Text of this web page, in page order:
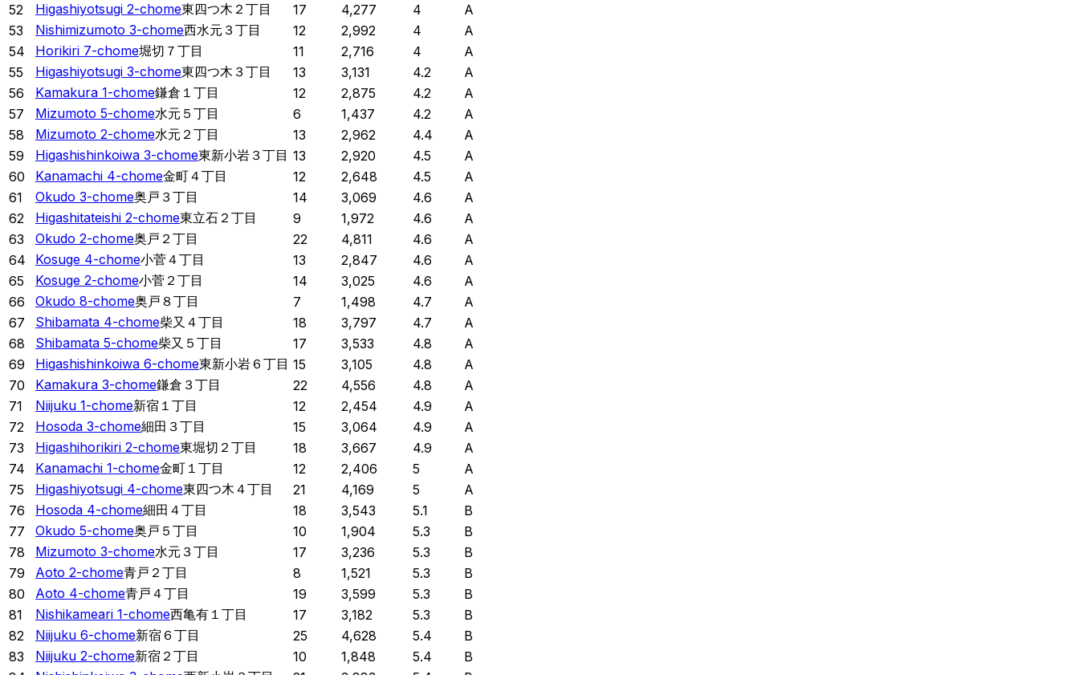
52
Higashiyotsugi 2-chome東四つ木２丁目 17 4,277 4
A
53
Nishimizumoto 3-chome西水元３丁目 12 2,992 4
A
54
Horikiri 7-chome堀切７丁目 11 2,716 4
A
55
Higashiyotsugi 3-chome東四つ木３丁目 13 3,131 4.2
A
56
Kamakura 1-chome鎌倉１丁目 12 2,875 4.2
A
57
Mizumoto 5-chome水元５丁目 6 1,437 4.2
A
58
Mizumoto 2-chome水元２丁目 13 2,962 4.4
A
59
Higashishinkoiwa 3-chome東新小岩３丁目 13 2,920 4.5
A
60
Kanamachi 4-chome金町４丁目 12 2,648 4.5
A
61
Okudo 3-chome奥戸３丁目 14 3,069 4.6
A
62
Higashitateishi 2-chome東立石２丁目 9 1,972 4.6
A
63
Okudo 2-chome奥戸２丁目 22 4,811 4.6
A
64
Kosuge 4-chome小菅４丁目 13 2,847 4.6
A
65
Kosuge 2-chome小菅２丁目 14 3,025 4.6
A
66
Okudo 8-chome奥戸８丁目 7 1,498 4.7
A
67
Shibamata 4-chome柴又４丁目 18 3,797 4.7
A
68
Shibamata 5-chome柴又５丁目 17 3,533 4.8
A
69
Higashishinkoiwa 6-chome東新小岩６丁目 15 3,105 4.8
A
70
Kamakura 3-chome鎌倉３丁目 22 4,556 4.8
A
71
Niijuku 1-chome新宿１丁目 12 2,454 4.9
A
72
Hosoda 3-chome細田３丁目 15 3,064 4.9
A
73
Higashihorikiri 2-chome東堀切２丁目 18 3,667 4.9
A
74
Kanamachi 1-chome金町１丁目 12 2,406 5
A
75
Higashiyotsugi 4-chome東四つ木４丁目 21 4,169 5
A
76
Hosoda 4-chome細田４丁目 18 3,543 5.1
B
77
Okudo 5-chome奥戸５丁目 10 1,904 5.3
B
78
Mizumoto 3-chome水元３丁目 17 3,236 5.3
B
79
Aoto 2-chome青戸２丁目 8 1,521 5.3
B
80
Aoto 4-chome青戸４丁目 19 3,599 5.3
B
81
Nishikameari 1-chome西亀有１丁目 17 3,182 5.3
B
82
Niijuku 6-chome新宿６丁目 25 4,628 5.4
B
83
Niijuku 2-chome新宿２丁目 10 1,848 5.4
B